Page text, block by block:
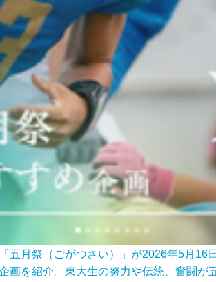
五月祭（ごがつさい）」が2026年5月16
画を紹介。東大生の努力や伝統、奮闘が